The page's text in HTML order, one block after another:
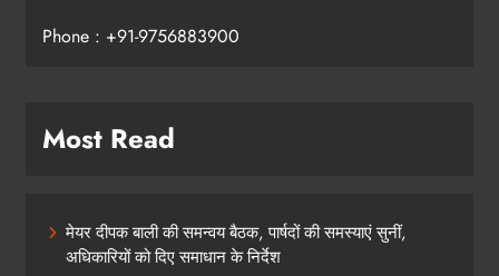
Phone : +91-9756883900
Most Read
मेयर दीपक बाली की समन्वय बैठक, पार्षदों की समस्याएं सुनीं,
अधिकारियों को दिए समाधान के निर्देश